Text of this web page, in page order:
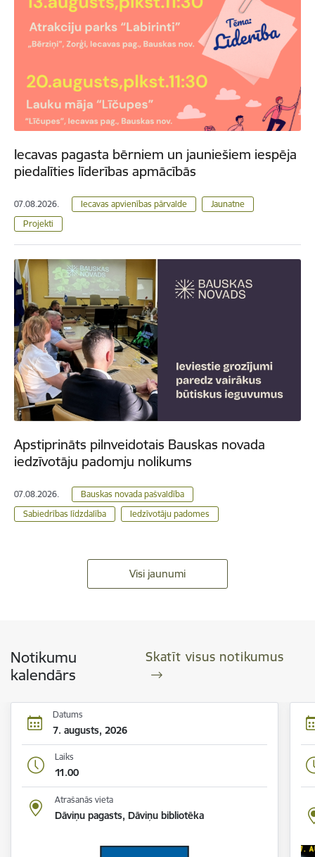
Iecavas pagasta bērniem un jauniešiem iespēja
piedalīties līderības apmācībās
07.08.2026. Iecavas apvienības pārvalde
Jaunatne
Projekti
Apstiprināts pilnveidotais Bauskas novada
iedzīvotāju padomju nolikums
07.08.2026.
Bauskas novada pašvaldība
Sabiedrības līdzdalība
Iedzīvotāju padomes
Visi jaunumi
Notikumu
kalendārs
Skatīt visus notikumus
Datums
7. augusts, 2026
Laiks
11.00
Atrašanās vieta
Dāviņu pagasts, Dāviņu bibliotēka